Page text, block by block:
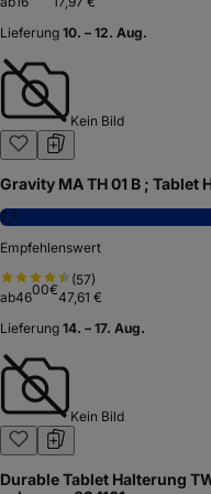
Lieferung 10. – 12. Aug.
Kein Bild
Gravity MA TH 01 B ; Tablet
7,7
Empfehlenswert
(57)
ab4600€47,61 €
Lieferung 14. – 17. Aug.
Kein Bild
Durable Tablet Halterung